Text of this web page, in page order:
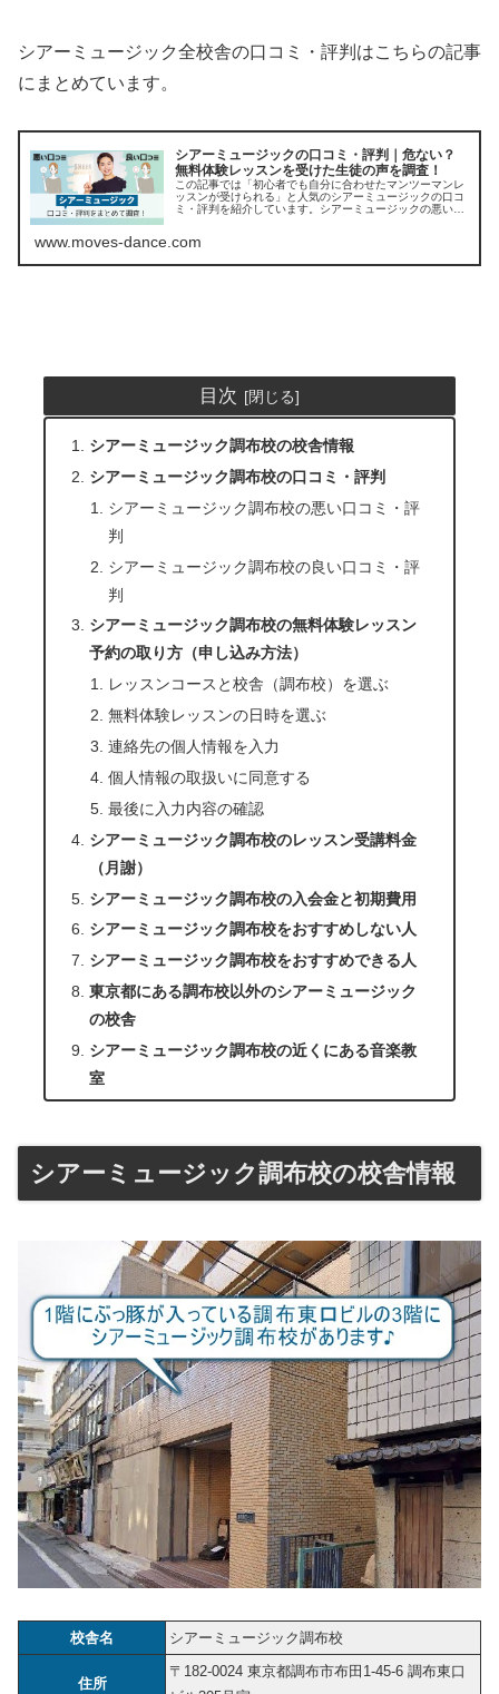
シアーミュージック全校舎の口コミ・評判はこちらの記事
にまとめています。
シアーミュージックの口コミ・評判｜危ない？
無料体験レッスンを受けた生徒の声を調査！
この記事では「初心者でも自分に合わせたマンツーマンレ
ッスンが受けられる」と人気のシアーミュージックの口コ
ミ・評判を紹介しています。シアーミュージックの悪い口
www.moves-dance.com
目次
シアーミュージック調布校の校舎情報
シアーミュージック調布校の口コミ・評判
シアーミュージック調布校の悪い口コミ・評
判
シアーミュージック調布校の良い口コミ・評
判
シアーミュージック調布校の無料体験レッスン
予約の取り方（申し込み方法）
レッスンコースと校舎（調布校）を選ぶ
無料体験レッスンの日時を選ぶ
連絡先の個人情報を入力
個人情報の取扱いに同意する
最後に入力内容の確認
シアーミュージック調布校のレッスン受講料金
（月謝）
シアーミュージック調布校の入会金と初期費用
シアーミュージック調布校をおすすめしない人
シアーミュージック調布校をおすすめできる人
東京都にある調布校以外のシアーミュージック
の校舎
シアーミュージック調布校の近くにある音楽教
室
シアーミュージック調布校の校舎情報
校舎名 シアーミュージック調布校
住所
〒182-0024 東京都調布市布田1-45-6 調布東口